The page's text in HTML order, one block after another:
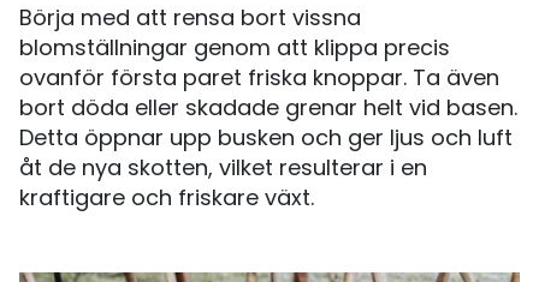
Börja med att rensa bort vissna
blomställningar genom att klippa precis
ovanför första paret friska knoppar. Ta även
bort döda eller skadade grenar helt vid basen.
Detta öppnar upp busken och ger ljus och luft
åt de nya skotten, vilket resulterar i en
kraftigare och friskare växt.